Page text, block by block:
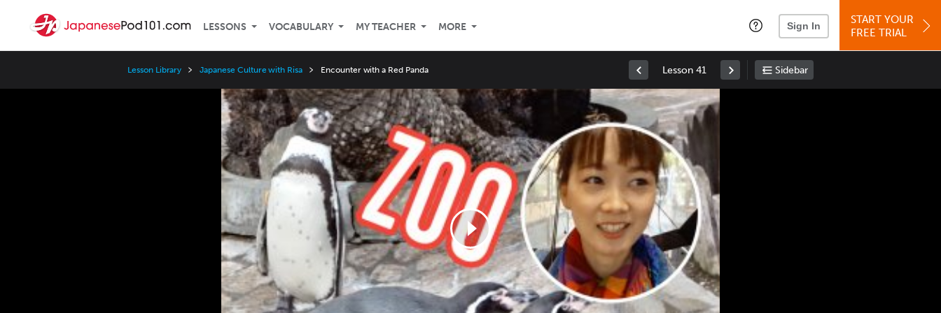
LESSONS VOCABULARY MY TEACHER MORE Sign In
START YOUR
FREE TRIAL
Lesson Library Japanese Culture with Risa Encounter with a Red Panda Lesson 41 Sidebar
3x
2x